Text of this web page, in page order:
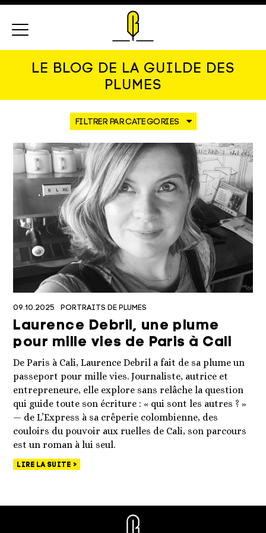
LE BLOG DE LA GUILDE DES
PLUMES
09.10.2025 PORTRAITS DE PLUMES
Laurence Debril, une plume
pour mille vies de Paris à Cali
De Paris à Cali, Laurence Debril a fait de sa plume un
passeport pour mille vies. Journaliste, autrice et
entrepreneure, elle explore sans relâche la question
qui guide toute son écriture : « qui sont les autres ? »
— de L’Express à sa crêperie colombienne, des
couloirs du pouvoir aux ruelles de Cali, son parcours
est un roman à lui seul.
LIRE LA SUITE